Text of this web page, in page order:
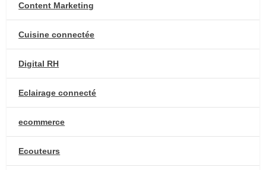
Content Marketing
Cuisine connectée
Digital RH
Eclairage connecté
ecommerce
Ecouteurs